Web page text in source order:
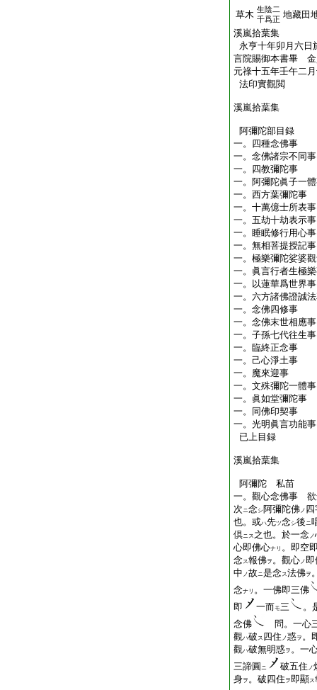
草木 生陰二
千爲正 地藏田
溪嵐拾葉集
永亨十年卯月六日
言院賜御本書畢 金
元祿十五年壬午二
法印實觀閲
溪嵐拾葉集
阿彌陀部目録
一。四種念佛事
一。念佛諸宗不同事
一。四教彌陀事
一。阿彌陀眞子一
一。西方葉彌陀事
一。十萬億士所表事
一。五劫十劫表示事
一。睡眠修行用心事
一。無相菩提授記事
一。極樂彌陀娑婆
一。眞言行者生極
一。以蓮華爲世界事
一。六方諸佛證誠
一。念佛四修事
一。念佛末世相應事
一。子孫七代往生事
一。臨終正念事
一。己心淨土事
一。魔來迎事
一。文殊彌陀一體事
一。眞如堂彌陀事
一。同佛印契事
一。光明眞言功能事
已上目録
溪嵐拾葉集
阿彌陀 私苗
一。觀心念佛事 欲
次ニ念シ阿彌陀佛ノ 四
也。或ハ先ツ念シ後ニ
倶ニス 之也。於一念ノ
心即佛心ナリ 。即空
念ス報佛ヲ 。觀心ノ 即
中 ノ故ニ是念ス法佛ヲ
念ナリ 。一佛即三佛
即
一而モ三
。
念佛
問。一心
觀ハ破 ス 四住 ノ惑ヲ 。
觀ハ破無明惑ヲ 。一
三諦圓 ニ 破五住 ノ
身ヲ 。破四住 ヲ 即顯ス